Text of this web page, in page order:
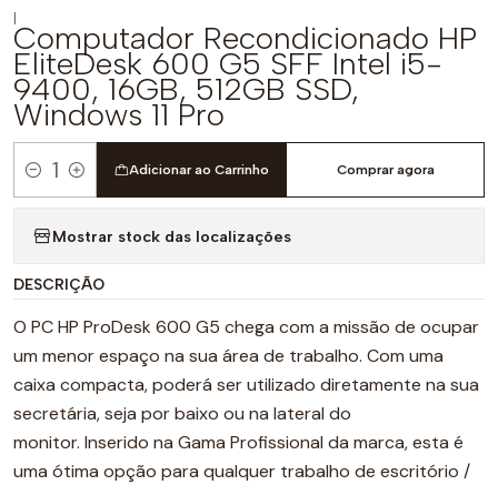
|
Computador Recondicionado HP
EliteDesk 600 G5 SFF Intel i5-
9400, 16GB, 512GB SSD,
Windows 11 Pro
Quantidade
Adicionar ao Carrinho Comprar agora
Mostrar stock das localizações
DESCRIÇÃO
O PC HP ProDesk 600 G5 chega com a missão de ocupar
um menor espaço na sua área de trabalho. Com uma
caixa compacta, poderá ser utilizado diretamente na sua
secretária, seja por baixo ou na lateral do
monitor. Inserido na Gama Profissional da marca, esta é
uma ótima opção para qualquer trabalho de escritório /